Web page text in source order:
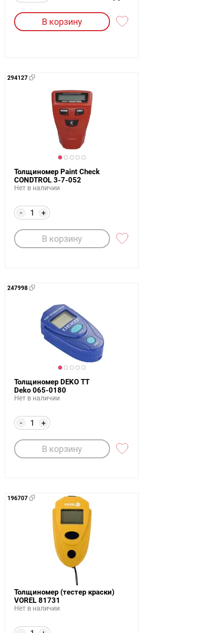
В корзину
294127
Толщиномер Paint Сheck
CONDTROL 3-7-052
Нет в наличии
+
-
В корзину
247998
Толщиномер DEKO TT
Deko 065-0180
Нет в наличии
+
-
В корзину
196707
Толщиномер (тестер краски)
VOREL 81731
Нет в наличии